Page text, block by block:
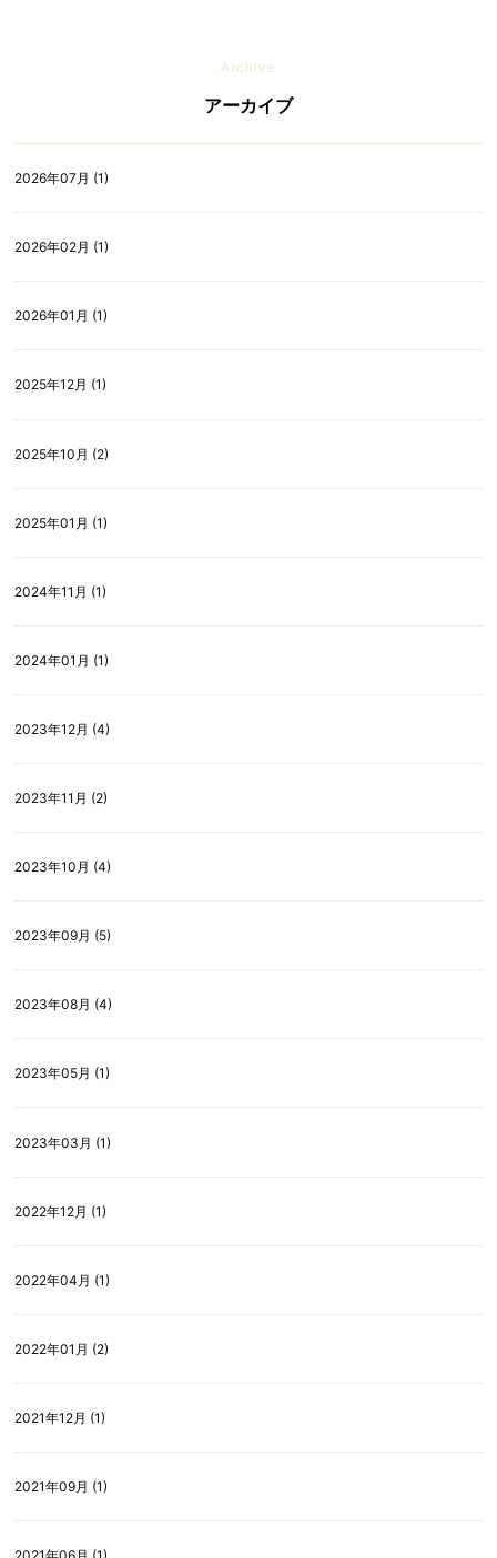
Archive
アーカイブ
2026年07月 (1)
2026年02月 (1)
2026年01月 (1)
2025年12月 (1)
2025年10月 (2)
2025年01月 (1)
2024年11月 (1)
2024年01月 (1)
2023年12月 (4)
2023年11月 (2)
2023年10月 (4)
2023年09月 (5)
2023年08月 (4)
2023年05月 (1)
2023年03月 (1)
2022年12月 (1)
2022年04月 (1)
2022年01月 (2)
2021年12月 (1)
2021年09月 (1)